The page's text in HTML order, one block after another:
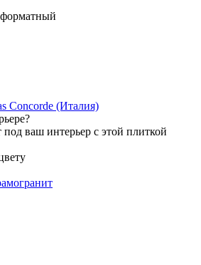
Concorde (Италия)
ваш интерьер с этой плиткой